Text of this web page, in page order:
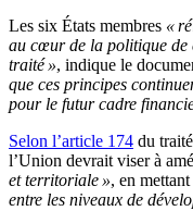
Les six États membres «
au cœur de la politique de
traité », indique le
que ces principes
pour le futur cadre
Selon l’article 174 du
l’Union devrait viser à
et territoriale », en
entre les niveaux de